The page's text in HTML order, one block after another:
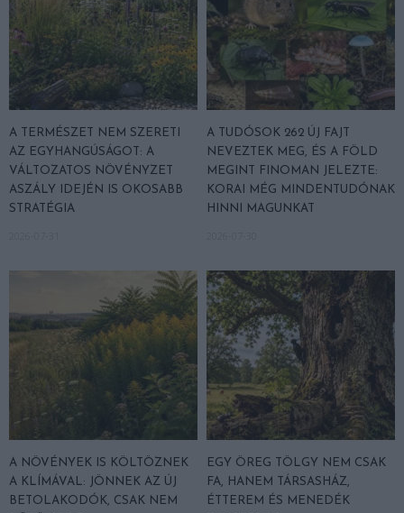
A TERMÉSZET NEM SZERETI
AZ EGYHANGÚSÁGOT: A
VÁLTOZATOS NÖVÉNYZET
ASZÁLY IDEJÉN IS OKOSABB
STRATÉGIA
A TUDÓSOK 262 ÚJ FAJT
NEVEZTEK MEG, ÉS A FÖLD
MEGINT FINOMAN JELEZTE:
KORAI MÉG MINDENTUDÓNAK
HINNI MAGUNKAT
A NÖVÉNYEK IS KÖLTÖZNEK
A KLÍMÁVAL: JÖNNEK AZ ÚJ
BETOLAKODÓK, CSAK NEM
EGY ÖREG TÖLGY NEM CSAK
FA, HANEM TÁRSASHÁZ,
ÉTTEREM ÉS MENEDÉK